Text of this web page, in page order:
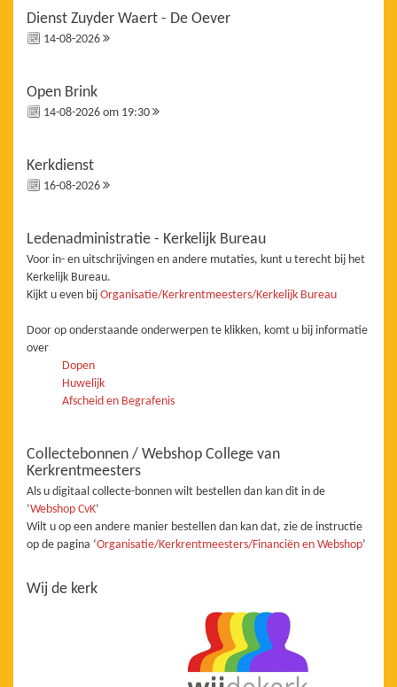
Dienst Zuyder Waert - De Oever
14-08-2026
Open Brink
14-08-2026 om 19:30
Kerkdienst
16-08-2026
Ledenadministratie - Kerkelijk Bureau
Voor in- en uitschrijvingen en andere mutaties, kunt u terecht bij het
Kerkelijk Bureau.
Kijkt u even bij Organisatie/Kerkrentmeesters/Kerkelijk Bureau
Door op onderstaande onderwerpen te klikken, komt u bij informatie
over
Dopen
Huwelijk
Afscheid en Begrafenis
Collectebonnen / Webshop College van
Kerkrentmeesters
Als u digitaal collecte-bonnen wilt bestellen dan kan dit in de
‘Webshop CvK’
Wilt u op een andere manier bestellen dan kan dat, zie de instructie
op de pagina ‘Organisatie/Kerkrentmeesters/Financiën en Webshop’
Wij de kerk